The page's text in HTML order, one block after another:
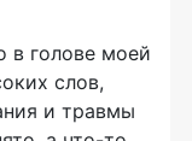
в голове моей
слов,
и травмы